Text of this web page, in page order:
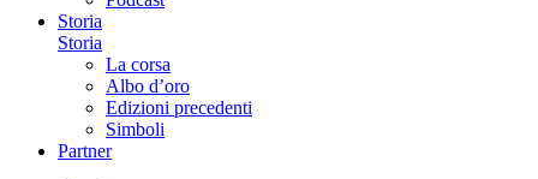
Storia
Storia
La corsa
Albo d’oro
Edizioni precedenti
Simboli
Partner